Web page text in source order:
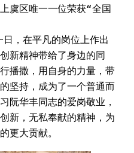
虞区唯一一位荣获“全国
新精神带给了身边的同
播撒，用自身的力量，带
坚持，成为了一个普通而
阮华丰同志的爱岗敬业，
新，无私奉献的精神，为
更大贡献。